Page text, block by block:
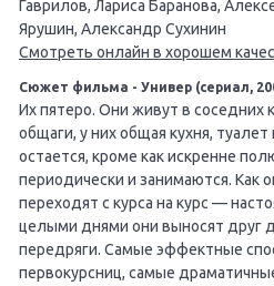
Гаврилов, Лариса Баранова,
Ярушин, Александр Сухинин
Смотреть онлайн в хорошем
Сюжет фильма - Универ (сериал,
Их пятеро. Они живут в соседних
общаги, у них общая кухня, туалет
остается, кроме как искренне
периодически и занимаются. Как
переходят с курса на курс —
целыми днями они выносят друг
передряги. Самые эффектные
первокурсниц, самые